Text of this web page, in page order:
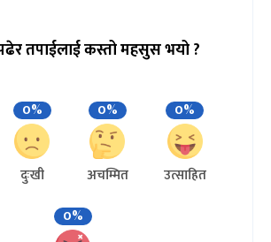
तपाईलाई कस्तो महसुस भयो ?
0%
दुःखी
0%
अचम्मित
0%
उत्साहित
0%